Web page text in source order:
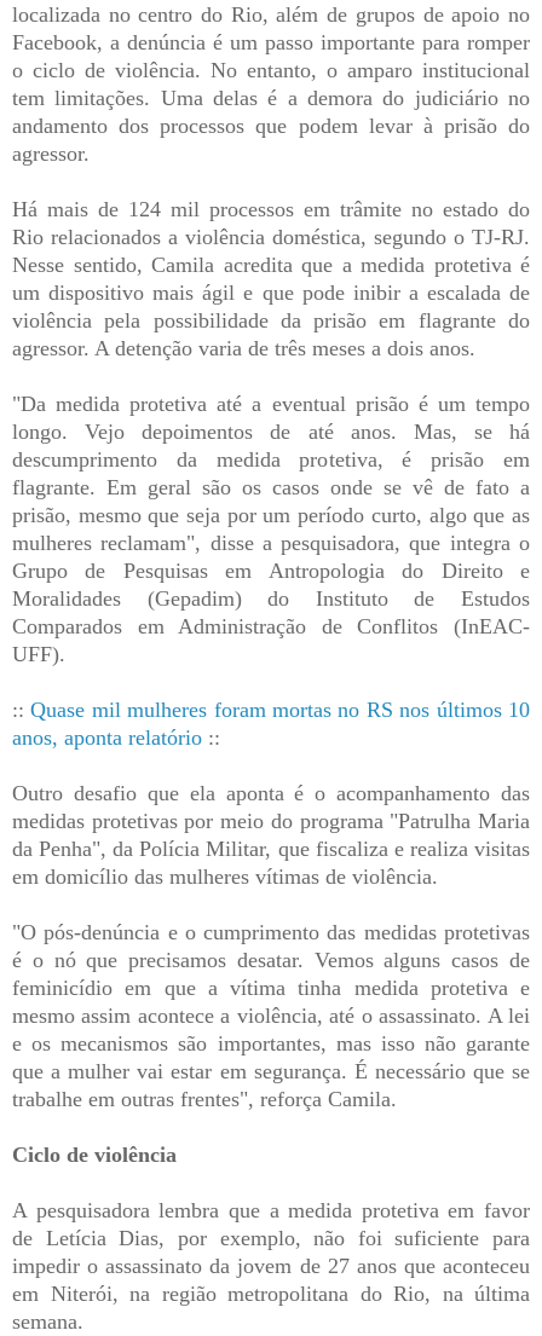
localizada no centro do Rio, além de grupos de apoio no
Facebook, a denúncia é um passo importante para romper
o ciclo de violência. No entanto, o amparo institucional
tem limitações. Uma delas é a demora do judiciário no
andamento dos processos que podem levar à prisão do
agressor.
Há mais de 124 mil processos em trâmite no estado do
Rio relacionados a violência doméstica, segundo o TJ-RJ.
Nesse sentido, Camila acredita que a medida protetiva é
um dispositivo mais ágil e que pode inibir a escalada de
violência pela possibilidade da prisão em flagrante do
agressor. A detenção varia de três meses a dois anos.
"Da medida protetiva até a eventual prisão é um tempo
longo. Vejo depoimentos de até anos. Mas, se há
descumprimento da medida protetiva, é prisão em
flagrante. Em geral são os casos onde se vê de fato a
prisão, mesmo que seja por um período curto, algo que as
mulheres reclamam", disse a pesquisadora, que integra o
Grupo de Pesquisas em Antropologia do Direito e
Moralidades (Gepadim) do Instituto de Estudos
Comparados em Administração de Conflitos (InEAC-
UFF).
::Quase mil mulheres foram mortas no RS nos últimos 10
anos, aponta relatório ::
Outro desafio que ela aponta é o acompanhamento das
medidas protetivas por meio do programa "Patrulha Maria
da Penha", da Polícia Militar, que fiscaliza e realiza visitas
em domicílio das mulheres vítimas de violência.
"O pós-denúncia e o cumprimento das medidas protetivas
é o nó que precisamos desatar. Vemos alguns casos de
feminicídio em que a vítima tinha medida protetiva e
mesmo assim acontece a violência, até o assassinato. A lei
e os mecanismos são importantes, mas isso não garante
que a mulher vai estar em segurança. É necessário que se
trabalhe em outras frentes", reforça Camila.
Ciclo de violência
A pesquisadora lembra que a medida protetiva em favor
de Letícia Dias, por exemplo, não foi suficiente para
impedir o assassinato da jovem de 27 anos que aconteceu
em Niterói, na região metropolitana do Rio, na última
semana.